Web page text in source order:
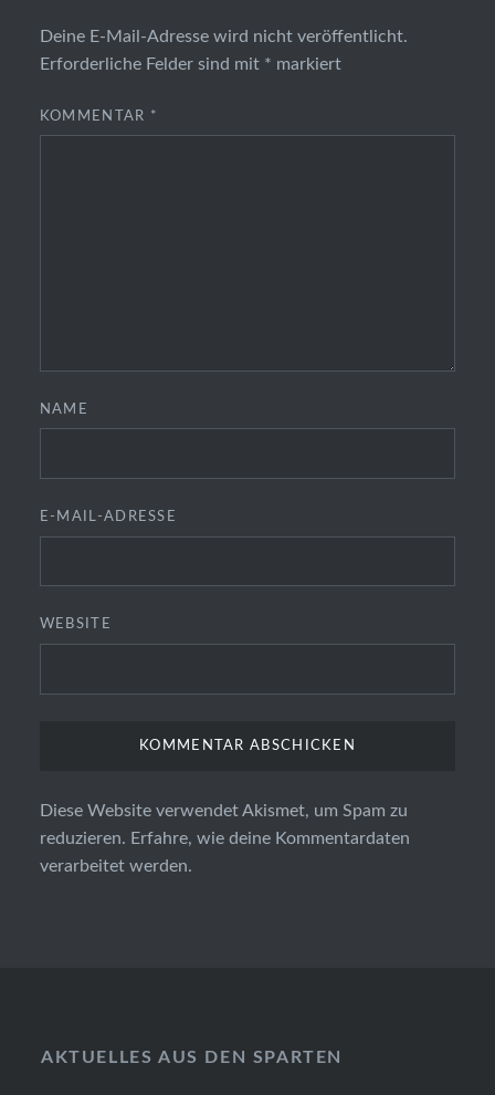
Deine E-Mail-Adresse wird nicht veröffentlicht.
Erforderliche Felder sind mit * markiert
KOMMENTAR *
NAME
E-MAIL-ADRESSE
WEBSITE
Diese Website verwendet Akismet, um Spam zu
reduzieren. Erfahre, wie deine Kommentardaten
verarbeitet werden.
AKTUELLES AUS DEN SPARTEN